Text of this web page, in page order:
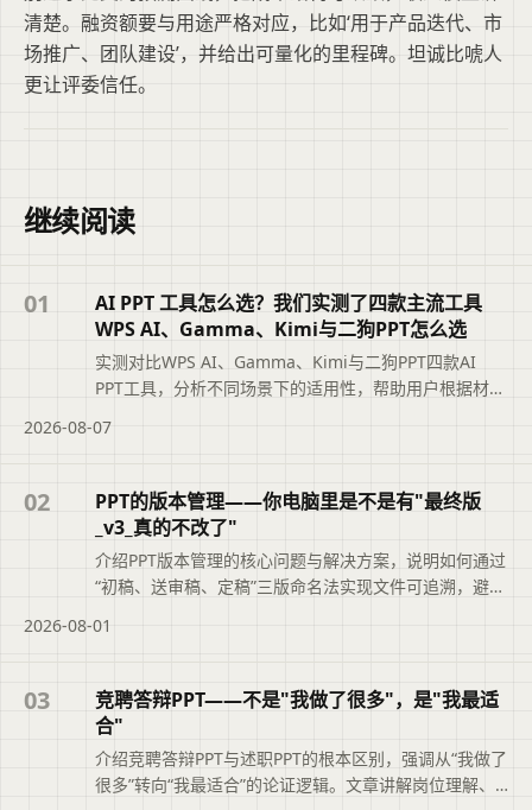
清楚。融资额要与用途严格对应，比如‘用于产品迭代、市
场推广、团队建设’，并给出可量化的里程碑。坦诚比唬人
更让评委信任。
继续阅读
01
AI PPT 工具怎么选？我们实测了四款主流工具
WPS AI、Gamma、Kimi与二狗PPT怎么选
实测对比WPS AI、Gamma、Kimi与二狗PPT四款AI
PPT工具，分析不同场景下的适用性，帮助用户根据材料
目追求综合排名。摘要依据标题与正文整理，概括页面
断文章是否符合当前需求，再查看完整原文。
2026-08-07
02
PPT的版本管理——你电脑里是不是有"最终版
_v3_真的不改了"
介绍PPT版本管理的核心问题与解决方案，说明如何通过
“初稿、送审稿、定稿”三版命名法实现文件可追溯，避免
大纲版本记录功能，帮助职场人快速定位正确文件，提
面主题、主要内容与适用场景，再进入原文查看完整信
息。
2026-08-01
03
竞聘答辩PPT——不是"我做了很多"，是"我最适
合"
介绍竞聘答辩PPT与述职PPT的根本区别，强调从“我做了
很多”转向“我最适合”的论证逻辑。文章讲解岗位理解、